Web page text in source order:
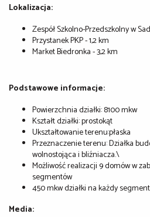
Lokalizacja:
Zespół Szkolno-Przedszkolny w
Przystanek PKP - 1,2 km
Market Biedronka - 3,2 km
Podstawowe informacje:
Powierzchnia działki: 8100 mkw
Kształt działki: prostokąt
Ukształtowanie terenu:płaska
Przeznaczenie terenu: Działka
wolnostojąca i bliźniacza.\
Możliwość realizacji 9 domów w
segmentów
450 mkw działki na każdy segment
Media: